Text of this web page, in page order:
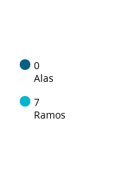
0
Alas
7
Ramos